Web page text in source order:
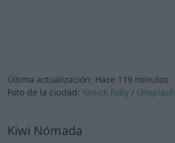
Última actualización: Hace 119 minutos
Foto de la ciudad: Yanick Folly / Unsplash
Kiwi Nómada